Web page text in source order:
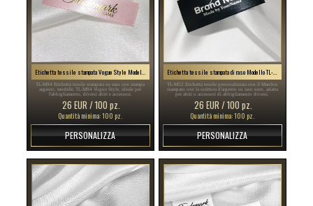
Etichetta tessile stampata Vogue Style Model TL-M94
TL-M94 Etichetta tessile stampata su raso con stampa
argento, modello TL-M94 Vogue Style, ideale per
l'abbigliamento, diversi abiti e accessori.
26 EUR / 100 pz.
Quantità minima: 100 pz.
PERSONALIZZA
Etichetta tessile stampata di raso Modello TL-M52
TL-M52 Etichetta tessile personalizzata con il Marchio
stampato con la scrittura d'argento su raso nero, adatta
per abiti o accessori di abbigliamento diversi.
26 EUR / 100 pz.
Quantità minima: 100 pz.
PERSONALIZZA